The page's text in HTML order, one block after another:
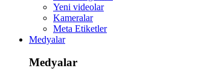
Yeni videolar
Kameralar
Meta Etiketler
Medyalar
Medyalar